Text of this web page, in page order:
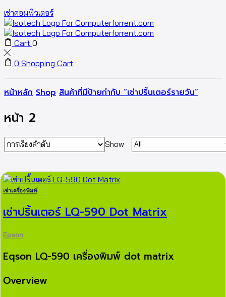
เช่าคอมพิวเตอร์
Cart 0
0 Shopping Cart
หน้าหลัก Shop สินค้าที่มีป้ายกำกับ “เช่าปริ้นเตอร์รายวัน”
หน้า 2
Show
เช่าเครื่องพิมพ์
เช่าปริ้นเตอร์ LQ-590 Dot Matrix
Epson
Eqson LQ-590 เครื่องพิมพ์ dot matrix
Overview